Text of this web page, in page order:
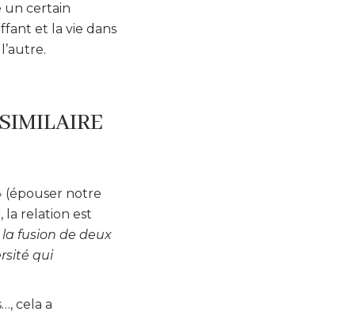
un certain
et la vie dans
(épouser notre
la relation est
fusion de deux
qui
cela a